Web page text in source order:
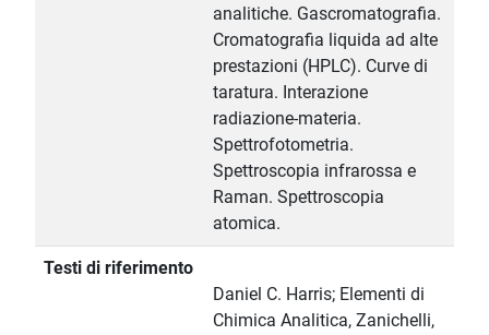
analitiche. Gascromatografia.
Cromatografia liquida ad alte
prestazioni (HPLC). Curve di
taratura. Interazione
radiazione-materia.
Spettrofotometria.
Spettroscopia infrarossa e
Raman. Spettroscopia
atomica.
Testi di riferimento
Daniel C. Harris; Elementi di
Chimica Analitica, Zanichelli,